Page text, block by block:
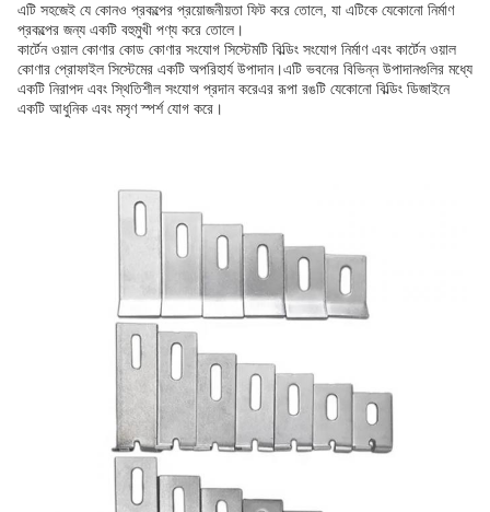
এটি সহজেই যে কোনও প্রকল্পের প্রয়োজনীয়তা ফিট করে তোলে, যা এটিকে যেকোনো নির্মাণ
প্রকল্পের জন্য একটি বহুমুখী পণ্য করে তোলে।
কার্টেন ওয়াল কোণার কোড কোণার সংযোগ সিস্টেমটি বিল্ডিং সংযোগ নির্মাণ এবং কার্টেন ওয়াল
কোণার প্রোফাইল সিস্টেমের একটি অপরিহার্য উপাদান।এটি ভবনের বিভিন্ন উপাদানগুলির মধ্যে
একটি নিরাপদ এবং স্থিতিশীল সংযোগ প্রদান করেএর রূপা রঙটি যেকোনো বিল্ডিং ডিজাইনে
একটি আধুনিক এবং মসৃণ স্পর্শ যোগ করে।